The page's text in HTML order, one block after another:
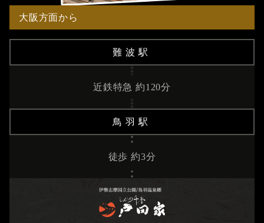
大阪方面から
難波駅
近鉄特急 約120分
鳥羽駅
徒歩 約3分